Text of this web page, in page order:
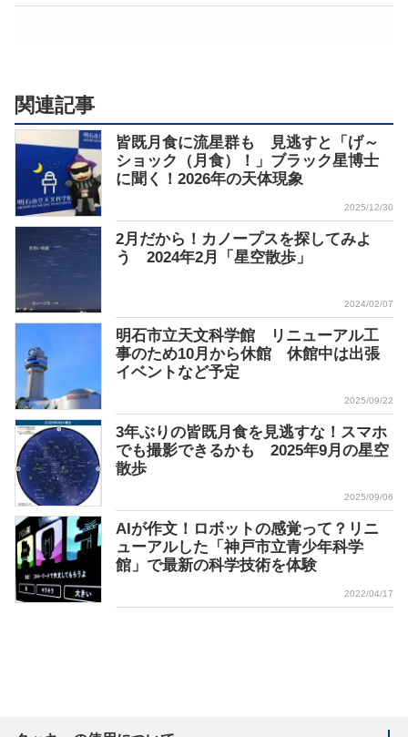
関連記事
皆既月食に流星群も 見逃すと「げ～
ショック（月食）！」ブラック星博士
に聞く！2026年の天体現象
2025/12/30
2月だから！カノープスを探してみよ
う 2024年2月「星空散歩」
2024/02/07
明石市立天文科学館 リニューアル工
事のため10月から休館 休館中は出張
イベントなど予定
2025/09/22
3年ぶりの皆既月食を見逃すな！スマホ
でも撮影できるかも 2025年9月の星空
散歩
2025/09/06
AIが作文！ロボットの感覚って？リニ
ューアルした「神戸市立青少年科学
館」で最新の科学技術を体験
2022/04/17